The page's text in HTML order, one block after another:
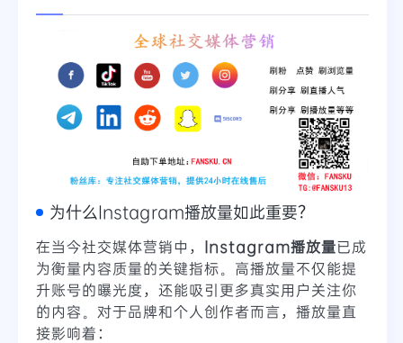
为什么Instagram播放量如此重要？
在当今社交媒体营销中， Instagram播放量已成
为衡量内容质量的关键指标。高播放量不仅能提
升账号的曝光度，还能吸引更多真实用户关注你
的内容。对于品牌和个人创作者而言，播放量直
接影响着：